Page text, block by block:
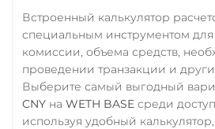
Встроенный калькулятор
специальным инструментом для
комиссии, объема средств,
проведении транзакции и
Выберите самый выгодный
CNY на WETH BASE среди
используя удобный